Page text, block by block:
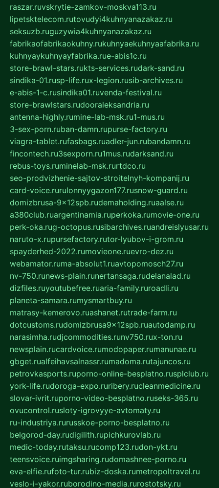
raszar.ruvskrytie-zamkov-moskva113.ru
lipetsktelecom.rutovudyi4kuhnyanazakaz.ru
seksuzb.ruguzywia4kuhnyanazakaz.ru
fabrikaofabrikaokuhny.rukuhnyaekuhnyaafabrika.ru
kuhnyaykuhnyayfabrika.rue-abis1c.ru
store-brawl-stars.rukts-services.rudark-sand.ru
sindika-01.rusp-life.rux-legion.rusib-archives.ru
e-abis-1-c.rusindika01.ruvenda-festival.ru
store-brawlstars.rudooraleksandria.ru
antenna-highly.rumine-lab-msk.ru1-mus.ru
3-sex-porn.ruban-damn.rupurse-factory.ru
viagra-tablet.rufasbags.ruadler-jun.rubandamn.ru
fincontech.ru3sexporn.ru1mus.rudarksand.ru
rebus-toys.ruminelab-msk.rurtdco.ru
seo-prodvizhenie-sajtov-stroitelnyh-kompanij.ru
card-voice.rurulonnyygazon177.rusnow-guard.ru
domizbrusa-9x12spb.rudemaholding.ruaalse.ru
a380club.ruargentinamia.ruperkoka.rumovie-one.ru
perk-oka.rug-octopus.rusibarchives.ruandreislyusar.ru
naruto-x.rupursefactory.rutor-lyubov-i-grom.ru
spayderhed-2022.rumovieone.ruevro-dez.ru
webamator.ruma-absolut1.ruavtopomosch27.ru
nv-750.runews-plain.runertansaga.rudelanalad.ru
dizfiles.ruyoutubefree.ruaria-family.ruroadli.ru
planeta-samara.rumysmartbuy.ru
matrasy-kemerovo.ruashanet.rutrade-farm.ru
dotcustoms.rudomizbrusa9x12spb.ruautodamp.ru
narasimha.rudjcommodities.runv750.rux-ton.ru
newsplain.rucardvoice.rumodopaper.rumanunae.ru
gbget.rualfeihavsalnassr.rumadoma.rutajuncos.ru
petrovkasports.ruporno-online-besplatno.rusplclub.ru
york-life.rudoroga-expo.ruribery.rucleanmedicine.ru
slovar-ivrit.ruporno-video-besplatno.ruseks-365.ru
ovucontrol.rusloty-igrovyye-avtomaty.ru
ru-industriya.rurusskoe-porno-besplatno.ru
belgorod-day.rudigilith.rupichkurovlab.ru
medic-today.rutaksu.rucomp123.rudon-ykt.ru
teensvoice.ruimgsharing.rudomashnee-porno.ru
eva-elfie.rufoto-tur.rubiz-doska.rumetropoltravel.ru
veslo-i-yakor.ruborodino-media.rurostotsky.ru